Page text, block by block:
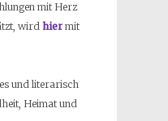
mit Herz
wird hiermit
und literarisch
Heimat und